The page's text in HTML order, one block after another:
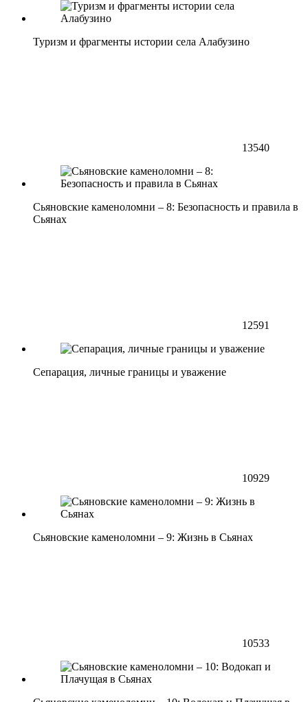
Туризм и фрагменты истории села Алабузино
13540
Сьяновские каменоломни – 8: Безопасность и правила в
Сьянах
12591
Сепарация, личные границы и уважение
10929
Сьяновские каменоломни – 9: Жизнь в Сьянах
10533